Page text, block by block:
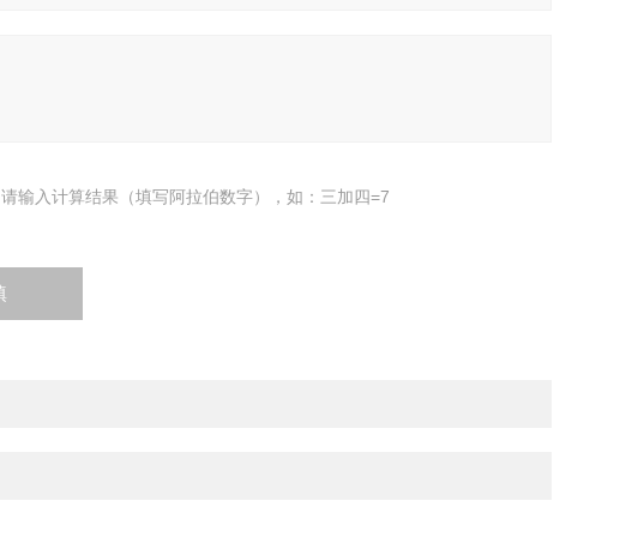
请输入计算结果（填写阿拉伯数字），如：三加四=7